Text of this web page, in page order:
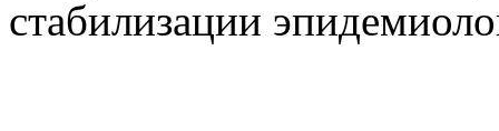
стабилизации